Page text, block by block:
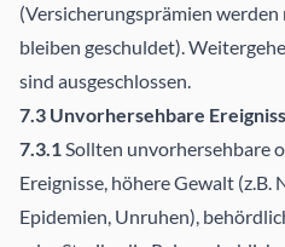
(Versicherungsprämien
bleiben geschuldet).
sind ausgeschlossen.
7.3 Unvorhersehbare
7.3.1Sollten unvorhersehbare
Ereignisse, höhere Gewalt
Epidemien, Unruhen),